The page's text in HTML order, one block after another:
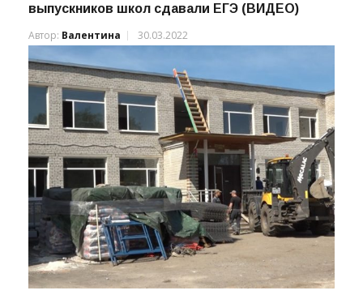
выпускников школ сдавали ЕГЭ (ВИДЕО)
Автор: Валентина 30.03.2022